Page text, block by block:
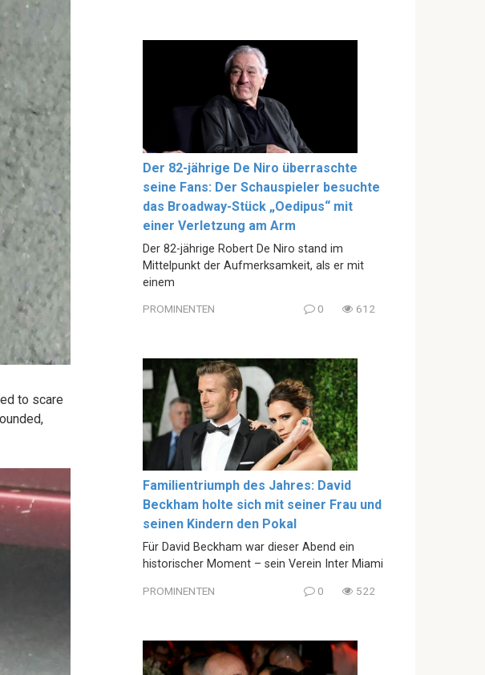
to scare
Der 82-jährige De Niro überraschte
seine Fans: Der Schauspieler besuchte
das Broadway-Stück „Oedipus“ mit
einer Verletzung am Arm
Der 82-jährige Robert De Niro stand im
Mittelpunkt der Aufmerksamkeit, als er mit
einem
PROMINENTEN 0 612
Familientriumph des Jahres: David
Beckham holte sich mit seiner Frau und
seinen Kindern den Pokal
Für David Beckham war dieser Abend ein
historischer Moment – sein Verein Inter Miami
PROMINENTEN 0 522